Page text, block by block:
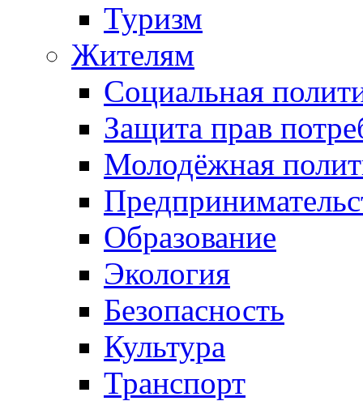
Туризм
Жителям
Социальная
Защита прав
Молодёжная
Образование
Экология
Безопасность
Культура
Транспорт